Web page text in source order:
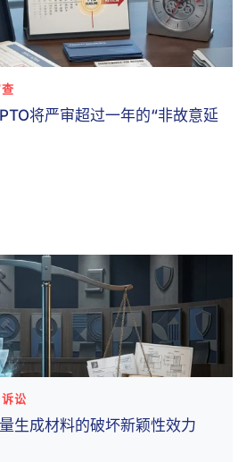
将严审超过一年的“非故意延
讼
生成材料的破坏新颖性效力